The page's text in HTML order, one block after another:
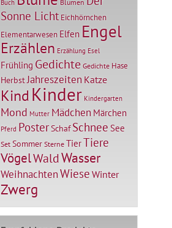
Buch
Blumen
Sonne Licht Eichhörnchen
Elementarwesen Elfen Engel
Erzählen Erzählung Esel
Frühling Gedichte Gedichte Hase
HerbstJahreszeiten Katze
KindKinder Kindergarten
Mond Mutter Mädchen Märchen
Pferd PosterSchaf Schnee See
Set Sommer Sterne TierTiere
VögelWaldWasser
WeihnachtenWiese Winter
Zwerg